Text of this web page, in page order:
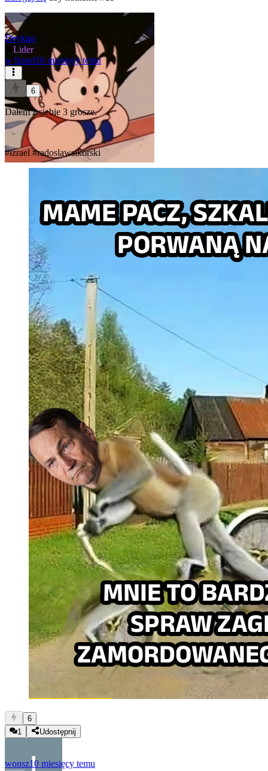
Deykun
Lider
w Izrael10 miesięcy temu
6
Dałem z siebie 3 grosze.
#izrael #radoslawsikorski
6
1
Udostępnij
wonsz10 miesięcy temu